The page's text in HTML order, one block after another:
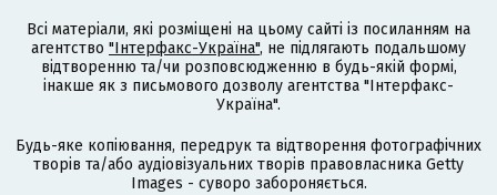
Всі матеріали, які розміщені на цьому сайті із посиланням на
агентство "Інтерфакс-Україна", не підлягають подальшому
відтворенню та/чи розповсюдженню в будь-якій формі,
інакше як з письмового дозволу агентства "Інтерфакс-
Україна".
Будь-яке копіювання, передрук та відтворення фотографічних
творів та/або аудіовізуальних творів правовласника Getty
Images - суворо забороняється.